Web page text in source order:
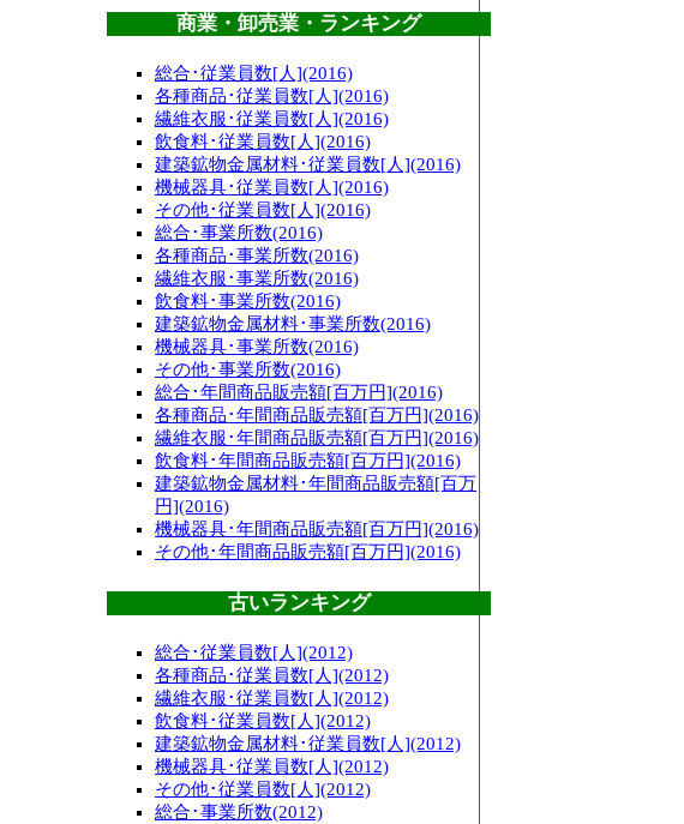
商業・卸売業・ランキング
総合･従業員数[人](2016)
各種商品･従業員数[人](2016)
繊維衣服･従業員数[人](2016)
飲食料･従業員数[人](2016)
建築鉱物金属材料･従業員数[人](2016)
機械器具･従業員数[人](2016)
その他･従業員数[人](2016)
総合･事業所数(2016)
各種商品･事業所数(2016)
繊維衣服･事業所数(2016)
飲食料･事業所数(2016)
建築鉱物金属材料･事業所数(2016)
機械器具･事業所数(2016)
その他･事業所数(2016)
総合･年間商品販売額[百万円](2016)
各種商品･年間商品販売額[百万円](2016)
繊維衣服･年間商品販売額[百万円](2016)
飲食料･年間商品販売額[百万円](2016)
建築鉱物金属材料･年間商品販売額[百万
円](2016)
機械器具･年間商品販売額[百万円](2016)
その他･年間商品販売額[百万円](2016)
古いランキング
総合･従業員数[人](2012)
各種商品･従業員数[人](2012)
繊維衣服･従業員数[人](2012)
飲食料･従業員数[人](2012)
建築鉱物金属材料･従業員数[人](2012)
機械器具･従業員数[人](2012)
その他･従業員数[人](2012)
総合･事業所数(2012)